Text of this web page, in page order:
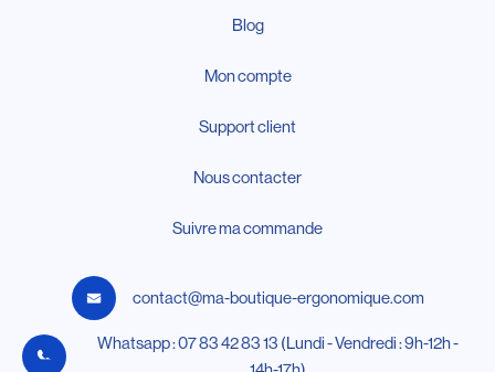
Blog
Mon compte
Support client
Nous contacter
Suivre ma commande
contact@ma-boutique-ergonomique.com
Whatsapp : 07 83 42 83 13 (Lundi - Vendredi : 9h-12h -